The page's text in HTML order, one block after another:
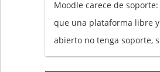
Moodle carece de
que una plataforma libre
abierto no tenga soporte,